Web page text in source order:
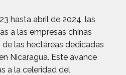
hasta abril de 2024, las
a las empresas chinas
de las hectáreas dedicadas
Nicaragua. Este avance
a la celeridad del